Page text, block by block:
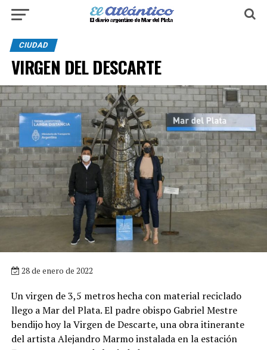
CIUDAD
VIRGEN DEL DESCARTE
28 de enero de 2022
Un virgen de 3,5 metros hecha con material reciclado
llego a Mar del Plata. El padre obispo Gabriel Mestre
bendijo hoy la Virgen de Descarte, una obra itinerante
del artista Alejandro Marmo instalada en la estación